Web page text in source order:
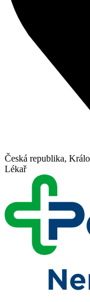
Česká republika,
Lékař